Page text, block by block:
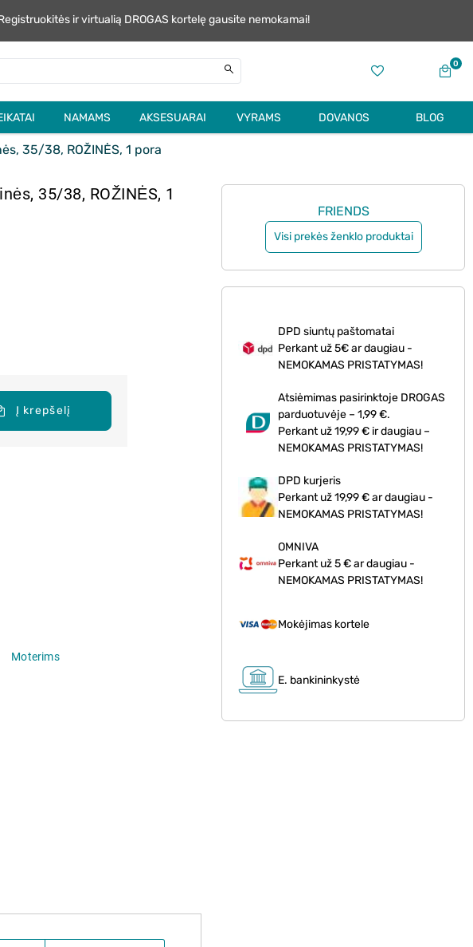
ir virtualią DROGAS kortelę gausite nemokamai!
0
NAMAMS AKSESUARAI VYRAMS DOVANOS BLOG
35/38, ROŽINĖS, 1 pora
35/38, ROŽINĖS, 1
Į krepšelį
Moterims
FRIENDS
Visi prekės ženklo produktai
DPD siuntų paštomatai
Perkant už 5€ ar daugiau -
NEMOKAMAS PRISTATYMAS!
Atsiėmimas pasirinktoje DROGAS
parduotuvėje – 1,99 €.
Perkant už 19,99 € ir daugiau –
NEMOKAMAS PRISTATYMAS!
DPD kurjeris
Perkant už 19,99 € ar daugiau -
NEMOKAMAS PRISTATYMAS!
OMNIVA
Perkant už 5 € ar daugiau -
NEMOKAMAS PRISTATYMAS!
Mokėjimas kortele
E. bankininkystė